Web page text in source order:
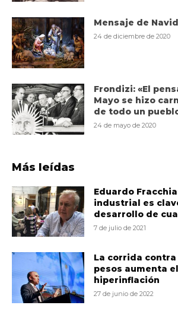
Mensaje de
24 de diciembre de 2020
Frondizi: «El
Mayo se hizo
de todo un
24 de mayo de 2020
Más leídas
Eduardo
industrial es
desarrollo de
7 de julio de 2021
La corrida
pesos aumenta
hiperinflación
27 de junio de 2022